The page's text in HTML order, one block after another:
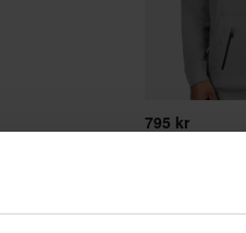
795 kr